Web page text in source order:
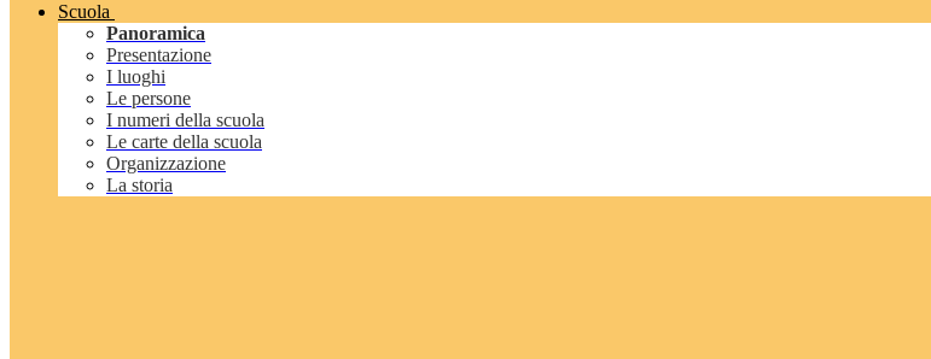
Scuola
Panoramica
Presentazione
I luoghi
Le persone
I numeri della scuola
Le carte della scuola
Organizzazione
La storia